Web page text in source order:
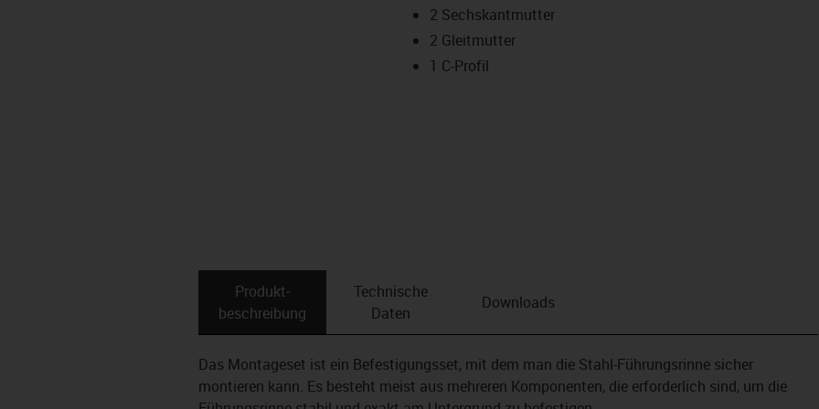
2 Sechskantmutter
2 Gleitmutter
1 C-Profil
Produkt­
beschreibung
Technische
Daten
Downloads
Das Montageset ist ein Befestigungsset, mit dem man die Stahl-Führungsrinne sicher
montieren kann. Es besteht meist aus mehreren Komponenten, die erforderlich sind, um die